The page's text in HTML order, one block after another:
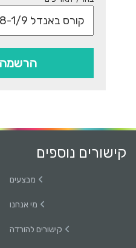
קישורים נוספים
מבצעים
מי אנחנו
קישורים להורדה